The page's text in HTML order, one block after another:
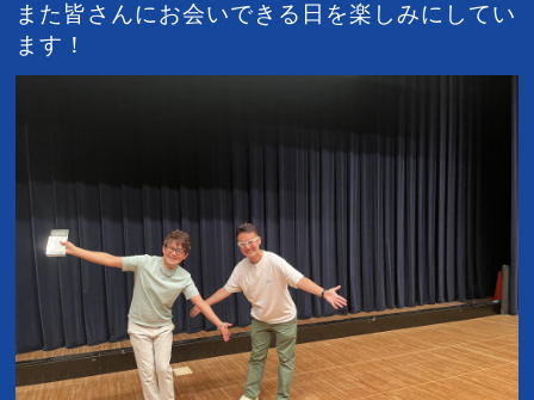
また皆さんにお会いできる日を楽しみにしてい
ます！